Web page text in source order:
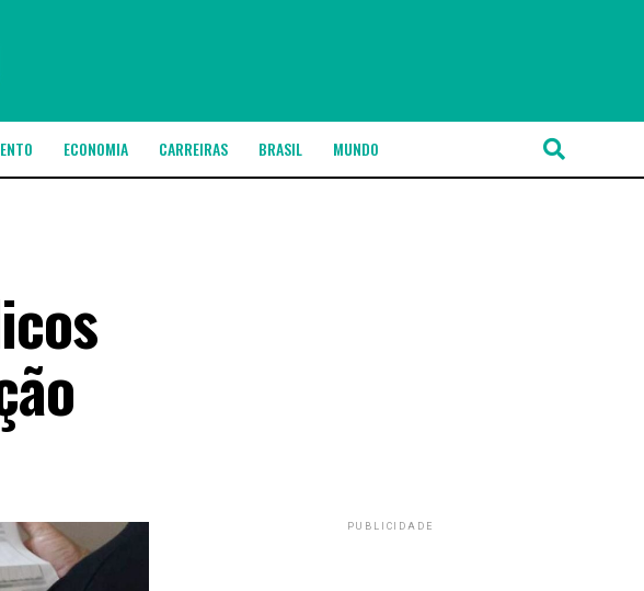
ECONOMIA CARREIRAS BRASIL MUNDO
PUBLICIDADE